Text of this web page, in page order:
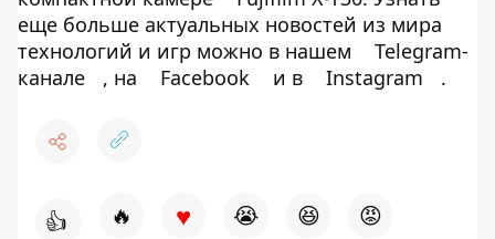
еще больше актуальных новостей из мира
технологий и игр можно в нашем
Telegram-
канале
, на Facebook и в Instagram .
👍 🔥 ♥ 😭 😆 😡